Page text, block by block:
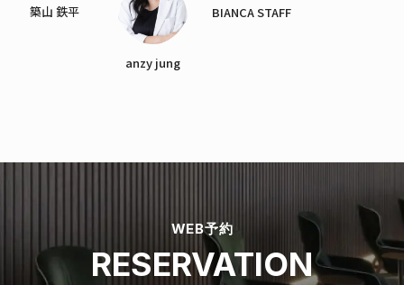
築山 鉄平
anzy jung
BIANCA STAFF
WEB予約
RESERVATION